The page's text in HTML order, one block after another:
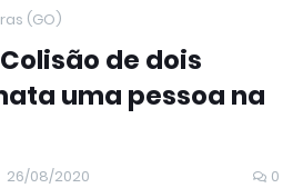
(GO)
Colisão de dois
uma pessoa na
26/08/2020 0